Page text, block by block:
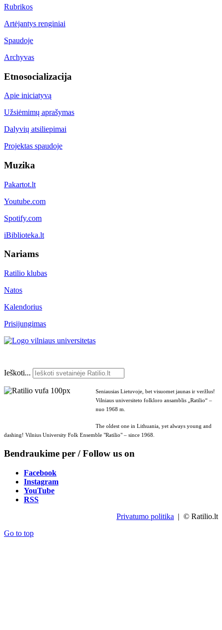
Rubrikos
Artėjantys renginiai
Spaudoje
Archyvas
Etnosocializacija
Apie iniciatyvą
Užsiėmimų aprašymas
Dalyvių atsiliepimai
Projektas spaudoje
Muzika
Pakartot.lt
Youtube.com
Spotify.com
iBiblioteka.lt
Nariams
Ratilio klubas
Natos
Kalendorius
Prisijungimas
Ieškoti...
Seniausias Lietuvoje, bet visuomet jaunas ir veržlus!
Vilniaus universiteto folkloro ansamblis „Ratilio“ –
nuo 1968 m.
The oldest one in Lithuania, yet always young and
dashing! Vilnius University Folk Ensemble "Ratilio" – since 1968.
Bendraukime per / Follow us on
Facebook
Instagram
YouTube
RSS
Privatumo politika | © Ratilio.lt
Go to top